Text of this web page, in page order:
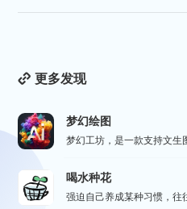
更多发现
梦幻绘图
喝水种花